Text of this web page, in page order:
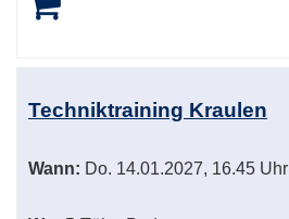
Techniktraining Kraulen
Wann: Do. 14.01.2027, 16.45 Uhr